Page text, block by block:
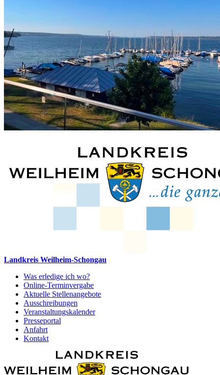
Landkreis Weilheim-Schongau
Was erledige ich wo?
Online-Terminvergabe
Aktuelle Stellenangebote
Ausschreibungen
Veranstaltungskalender
Presseportal
Anfahrt
Kontakt